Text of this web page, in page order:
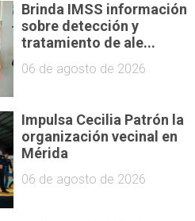
Brinda IMSS información
sobre detección y
tratamiento de ale...
06 de agosto de 2026
Impulsa Cecilia Patrón la
organización vecinal en
Mérida
06 de agosto de 2026